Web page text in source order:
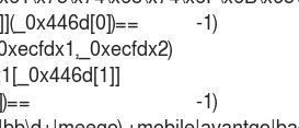
-1)
-1)